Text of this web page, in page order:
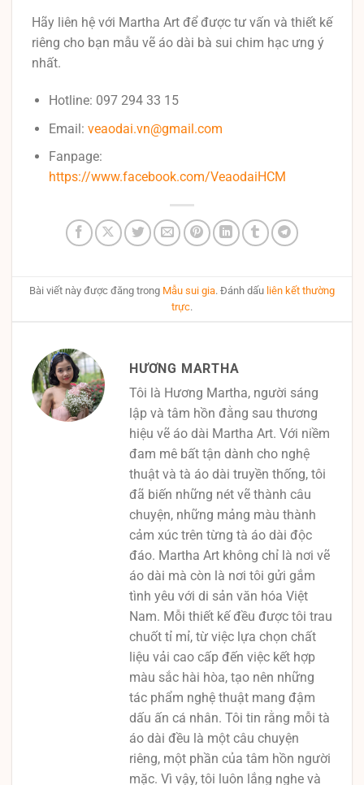
Hãy liên hệ với Martha Art để được tư vấn và thiết kế
riêng cho bạn mẫu vẽ áo dài bà sui chim hạc ưng ý
nhất.
Hotline: 097 294 33 15
Email: veaodai.vn@gmail.com
Fanpage:
https://www.facebook.com/VeaodaiHCM
Bài viết này được đăng trong Mẫu sui gia. Đánh dấu liên kết thường
trực.
HƯƠNG MARTHA
Tôi là Hương Martha, người sáng
lập và tâm hồn đằng sau thương
hiệu vẽ áo dài Martha Art. Với niềm
đam mê bất tận dành cho nghệ
thuật và tà áo dài truyền thống, tôi
đã biến những nét vẽ thành câu
chuyện, những mảng màu thành
cảm xúc trên từng tà áo dài độc
đáo. Martha Art không chỉ là nơi vẽ
áo dài mà còn là nơi tôi gửi gắm
tình yêu với di sản văn hóa Việt
Nam. Mỗi thiết kế đều được tôi trau
chuốt tỉ mỉ, từ việc lựa chọn chất
liệu vải cao cấp đến việc kết hợp
màu sắc hài hòa, tạo nên những
tác phẩm nghệ thuật mang đậm
dấu ấn cá nhân. Tôi tin rằng mỗi tà
áo dài đều là một câu chuyện
riêng, một phần của tâm hồn người
mặc. Vì vậy, tôi luôn lắng nghe và